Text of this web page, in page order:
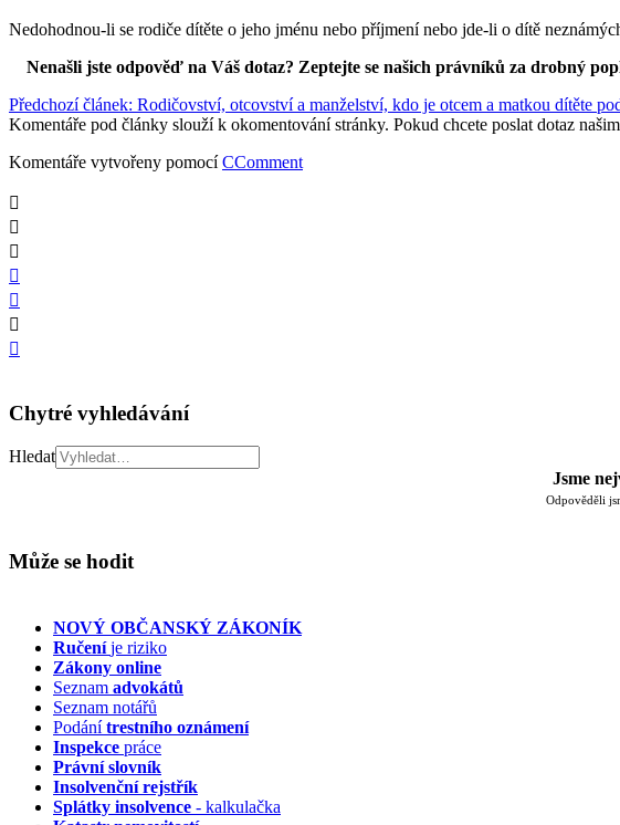
Nedohodnou-li se rodiče dítěte o jeho jménu nebo příjmení nebo jde-li o dítě
Nenašli jste odpověď na Váš dotaz? Zeptejte se našich právníků za drobný
Předchozí článek: Rodičovství, otcovství a manželství, kdo je otcem a matkou dítěte
Komentáře pod články slouží k okomentování stránky. Pokud chcete poslat dotaz
Komentáře vytvořeny pomocíCComment
Chytré vyhledávání
Hledat
Jsme
Odpověděli
Může se hodit
NOVÝ OBČANSKÝ ZÁKONÍK
Ručeníje riziko
Zákony online
Seznam advokátů
Seznam notářů
Podánítrestního oznámení
Inspekce práce
Právní slovník
Insolvenčnírejstřík
Splátky insolvence - kalkulačka